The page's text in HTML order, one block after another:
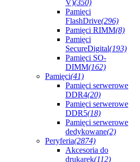
V)(350)
Pamięci
FlashDrive(296)
Pamięci RIMM(8)
Pamięci
SecureDigital(193)
Pamięci SO-
DIMM(162)
Pamięci(41)
Pamięci serwerowe
DDR4(20)
Pamięci serwerowe
DDR5(18)
Pamięci serwerowe
dedykowane(2)
Peryferia(2874)
Akcesoria do
drukarek(112)